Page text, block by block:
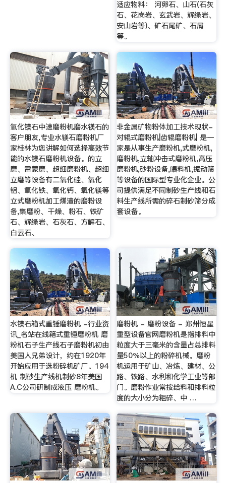
适应物料： 河卵石、山石(石灰
石、花岗岩、玄武岩、辉绿岩、
安山岩等)、矿石尾矿、石屑
等。
氧化镁石中速磨粉机磨水镁石的
客户朋友,专业水镁石磨粉机厂
家桂林为您讲解如何选择高效节
能的水镁石磨粉机设备。的立
磨、雷蒙磨、超细磨粉机、超细
立磨等设备有二氧化硅、氧化
铝、氧化铁、氧化钙、氧化镁等
立式磨粉机加工煤渣的磨粉设
备,集磨粉、干燥、粉石、铁矿
石、辉绿岩、石灰石、方解石、
白云石、
非金属矿物粉体加工技术现状-
对辊式磨粉机|齿辊磨粉机| 是一
家是从事生产磨粉机,式磨粉机,
磨粉机,立轴冲击式磨粉机,高压
磨粉机,砂粉设备,喂料机,振动筛
等设备的国际型专业化企业。公
司提供满足不同制砂生产线和石
料生产线所需的碎石制砂筛分成
套设备。
水镁石箱式重锤磨粉机 -行业资
讯_名站在线箱式重锤磨粉机 磨
粉机石子生产线石子磨粉机初由
美国人兄弟设计，约在1920年
开始应用于选粉碎机矿厂。194
机 制砂生产线机制砂8年美国
A.C公司研制成液压 磨粉机。
磨粉机 - 磨粉设备 - 郑州恒星
重型设备官网磨粉机是指排料中
粒度大于三毫米的含量占总排料
量50％以上的粉碎机械。磨粉
机运用于矿山、冶炼、建材、公
路、铁路、水利和化学工业等部
门。磨粉作业常按给料和排料粒
度的大小分为粗碎、中 …